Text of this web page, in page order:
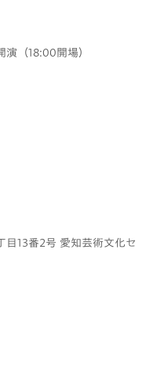
（18:00開場）
13番2号 愛知芸術文化セ